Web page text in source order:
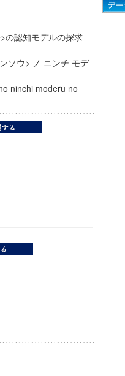
の認知モデルの探求
ソウ> ノ ニンチ モデ
ninchi moderu no